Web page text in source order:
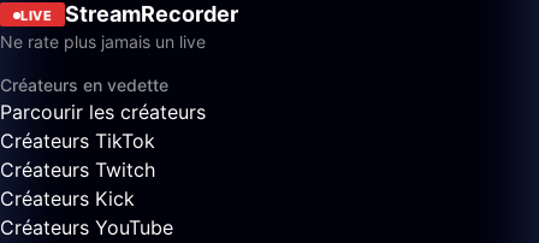
LIVE StreamRecorder
Ne rate plus jamais un live
Créateurs en vedette
Parcourir les créateurs
Créateurs TikTok
Créateurs Twitch
Créateurs Kick
Créateurs YouTube